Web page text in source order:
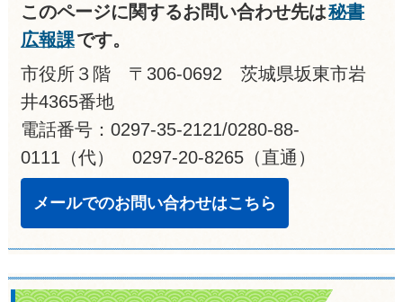
このページに関するお問い合わせ先は秘書
広報課です。
市役所３階 〒306-0692 茨城県坂東市岩
井4365番地
電話番号：0297-35-2121/0280-88-
0111（代） 0297-20-8265（直通）
メールでのお問い合わせはこちら